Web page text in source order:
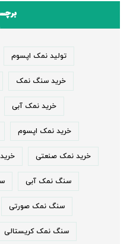
تولید نمک اپسوم
خرید سنگ نمک
خرید نمک آبی
خرید نمک اپسوم
خرید نمک صنعتی
سنگ نمک آبی
سنگ نمک صورتی
سنگ نمک کریستالی